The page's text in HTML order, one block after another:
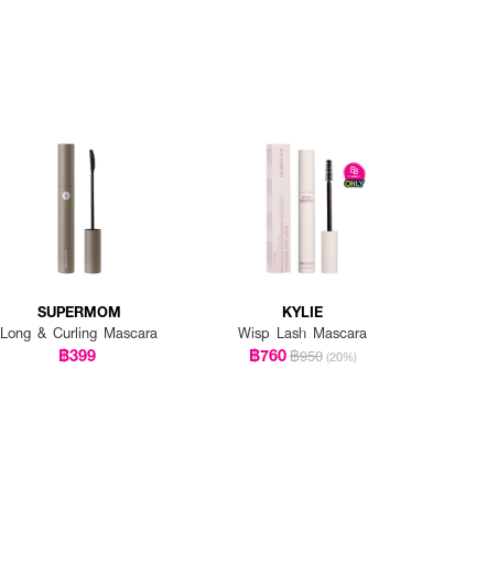
SUPERMOM
Long & Curling Mascara
฿399
KYLIE
Wisp Lash Mascara
฿760฿950 (20%)